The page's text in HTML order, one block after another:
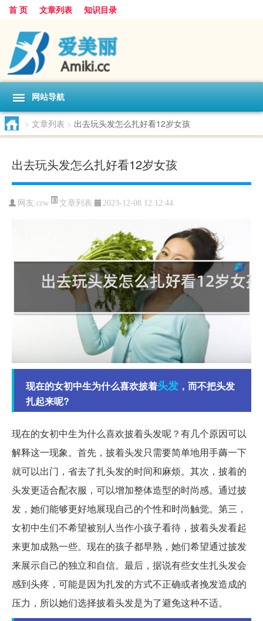
首 页 文章列表 知识目录
网站导航
> 文章列表 > 出去玩头发怎么扎好看12岁女孩
出去玩头发怎么扎好看12岁女孩
网友:crw 文章列表 2023-12-08 12:12:44
现在的女初中生为什么喜欢披着头发 ，而不把头发
扎起来呢?
现在的女初中生为什么喜欢披着头发呢？有几个原因可以
解释这一现象。首先，披着头发只需要简单地用手薅一下
就可以出门，省去了扎头发的时间和麻烦。其次，披着的
头发更适合配衣服，可以增加整体造型的时尚感。通过披
发，她们能够更好地展现自己的个性和时尚触觉。第三，
女初中生们不希望被别人当作小孩子看待，披着头发看起
来更加成熟一些。现在的孩子都早熟，她们希望通过披发
来展示自己的独立和自信。最后，据说有些女生扎头发会
感到头疼，可能是因为扎发的方式不正确或者挽发造成的
压力，所以她们选择披着头发是为了避免这种不适。